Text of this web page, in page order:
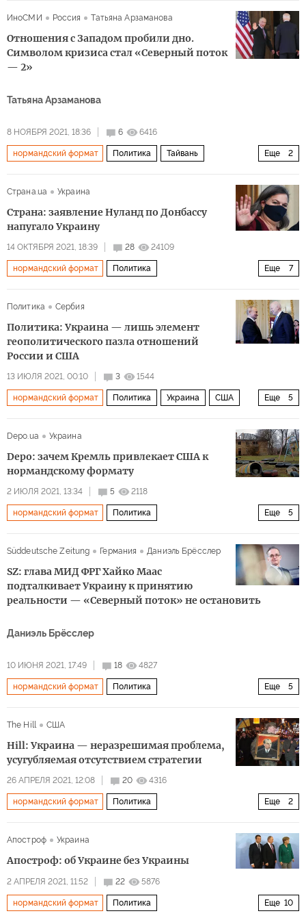
ИноСМИ Россия Татьяна Арзаманова
Отношения с Западом пробили дно.
Символом кризиса стал «Северный поток
— 2»
Татьяна Арзаманова
8 НОЯБРЯ 2021, 18:36 6 6416
Еще 2
нормандский формат Политика Тайвань
Страна.ua Украина
Страна: заявление Нуланд по Донбассу
напугало Украину
14 ОКТЯБРЯ 2021, 18:39 28 24109
Еще 7
нормандский формат Политика
Дмитрий Козак
Политика Сербия
Политика: Украина — лишь элемент
геополитического пазла отношений
России и США
13 ИЮЛЯ 2021, 00:10 3 1544
Еще 5
нормандский формат Политика Украина США
Depo.ua Украина
Depo: зачем Кремль привлекает США к
нормандскому формату
2 ИЮЛЯ 2021, 13:34 5 2118
Еще 5
нормандский формат Политика
Süddeutsche Zeitung Германия Даниэль Брёсслер
SZ: глава МИД ФРГ Хайко Маас
подталкивает Украину к принятию
реальности — «Северный поток» не остановить
Даниэль Брёсслер
10 ИЮНЯ 2021, 17:49 18 4827
Еще 5
нормандский формат Политика
The Hill США
Hill: Украина — неразрешимая проблема,
усугубляемая отсутствием стратегии
26 АПРЕЛЯ 2021, 12:08 20 4316
Еще 2
нормандский формат Политика
Апостроф
Украина
Апостроф: об Украине без Украины
2 АПРЕЛЯ 2021, 11:52 22 5876
Еще 10
нормандский формат Политика